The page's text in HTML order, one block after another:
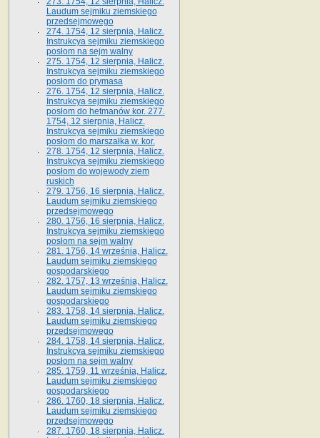
Laudum sejmiku ziemskiego
przedsejmowego
274. 1754, 12 sierpnia, Halicz.
Instrukcya sejmiku ziemskiego
posłom na sejm walny
275. 1754, 12 sierpnia, Halicz.
Instrukcya sejmiku ziemskiego
posłom do prymasa
276. 1754, 12 sierpnia, Halicz.
Instrukcya sejmiku ziemskiego
posłom do hetmanów kor. 277.
1754, 12 sierpnia, Halicz.
Instrukcya sejmiku ziemskiego
posłom do marszałka w. kor.
278. 1754, 12 sierpnia, Halicz.
Instrukcya sejmiku ziemskiego
posłom do wojewody ziem
ruskich
279. 1756, 16 sierpnia, Halicz.
Laudum sejmiku ziemskiego
przedsejmowego
280. 1756, 16 sierpnia, Halicz.
Instrukcya sejmiku ziemskiego
posłom na sejm walny
281. 1756, 14 września, Halicz.
Laudum sejmiku ziemskiego
gospodarskiego
282. 1757, 13 września, Halicz.
Laudum sejmiku ziemskiego
gospodarskiego
283. 1758, 14 sierpnia, Halicz.
Laudum sejmiku ziemskiego
przedsejmowego
284. 1758, 14 sierpnia, Halicz.
Instrukcya sejmiku ziemskiego
posłom na sejm walny
285. 1759, 11 września, Halicz.
Laudum sejmiku ziemskiego
gospodarskiego
286. 1760, 18 sierpnia, Halicz.
Laudum sejmiku ziemskiego
przedsejmowego
287. 1760, 18 sierpnia, Halicz.